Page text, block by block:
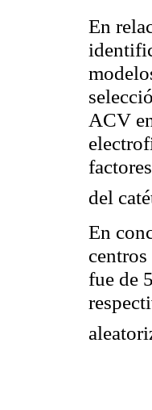
En
ACV
del
En
fue de